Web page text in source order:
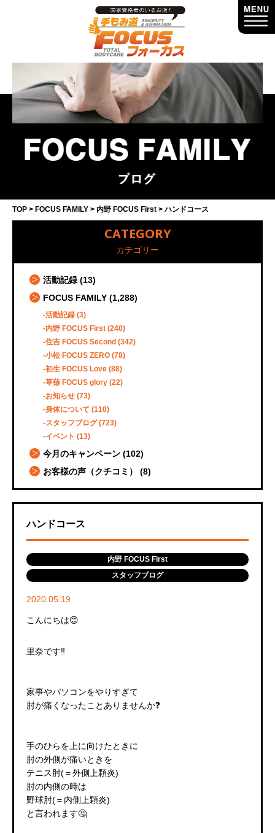
TOP FOCUS FAMILY 内野 FOCUS First ハンドコース
CATEGORY
カテゴリー
活動記録 (13)
FOCUS FAMILY (1,288)
活動記録 (3)
内野 FOCUS First (240)
住吉 FOCUS Second (342)
小松 FOCUS ZERO (78)
初生 FOCUS Love (88)
草薙 FOCUS glory (22)
お知らせ (73)
身体について (110)
スタッフブログ(723)
イベント (13)
今月のキャンペーン (102)
お客様の声（クチコミ）
(8)
ハンドコース
内野 FOCUS First
スタッフブログ
2020.05.19
こんにちは😊
里奈です‼️
家事やパソコンをやりすぎて
肘が痛くなったことありませんか❓
手のひらを上に向けたときに
肘の外側が痛いときを
テニス肘(＝外側上顆炎)
肘の内側の時は
野球肘(＝内側上顆炎)
と言われます🤔